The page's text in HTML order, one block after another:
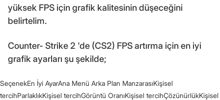
yüksek FPS için grafik kalitesinin düşeceğini
belirtelim.
Counter- Strike 2 'de (CS2) FPS artırma için en iyi
grafik ayarları şu şekilde;
SeçenekEn İyi AyarAna Menü Arka Plan ManzarasıKişisel
tercihParlaklıkKişisel tercihGörüntü OranıKişisel tercihÇözünürlükKişisel